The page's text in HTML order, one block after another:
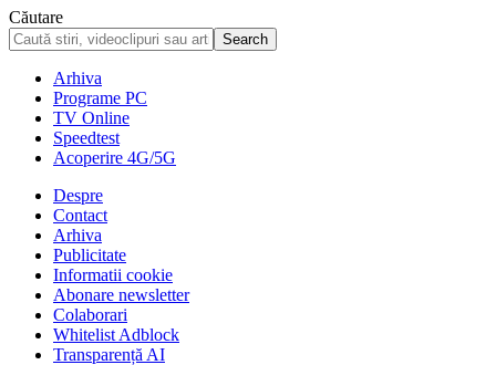
Căutare
Arhiva
Programe PC
TV Online
Speedtest
Acoperire 4G/5G
Despre
Contact
Arhiva
Publicitate
Informatii cookie
Abonare newsletter
Colaborari
Whitelist Adblock
Transparență AI